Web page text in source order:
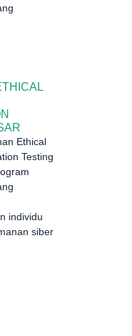
Ethical
Testing
individu
siber